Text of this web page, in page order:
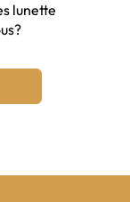
lunette